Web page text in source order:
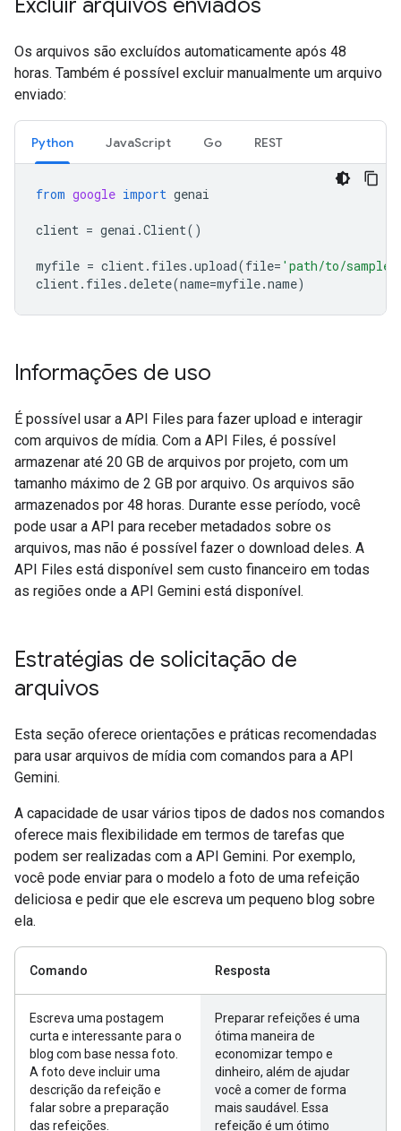
Excluir arquivos enviados
Os arquivos são excluídos automaticamente após 48
horas. Também é possível excluir manualmente um arquivo
enviado:
Python JavaScript Go REST
from google import genai
client = genai .Client()
myfile = client. files .upload(file= 'path/to/
client. files .delete(name=myfile.name)
Informações de uso
É possível usar a API Files para fazer upload e interagir
com arquivos de mídia. Com a API Files, é possível
armazenar até 20 GB de arquivos por projeto, com um
tamanho máximo de 2 GB por arquivo. Os arquivos são
armazenados por 48 horas. Durante esse período, você
pode usar a API para receber metadados sobre os
arquivos, mas não é possível fazer o download deles. A
API Files está disponível sem custo financeiro em todas
as regiões onde a API Gemini está disponível.
Estratégias de solicitação de
arquivos
Esta seção oferece orientações e práticas recomendadas
para usar arquivos de mídia com comandos para a API
Gemini.
A capacidade de usar vários tipos de dados nos comandos
oferece mais flexibilidade em termos de tarefas que
podem ser realizadas com a API Gemini. Por exemplo,
você pode enviar para o modelo a foto de uma refeição
deliciosa e pedir que ele escreva um pequeno blog sobre
ela.
Comando Resposta
Escreva uma postagem
curta e interessante para o
blog com base nessa foto.
A foto deve incluir uma
descrição da refeição e
falar sobre a preparação
das refeições.
Preparar refeições é uma
ótima maneira de
economizar tempo e
dinheiro, além de ajudar
você a comer de forma
mais saudável. Essa
refeição é um ótimo